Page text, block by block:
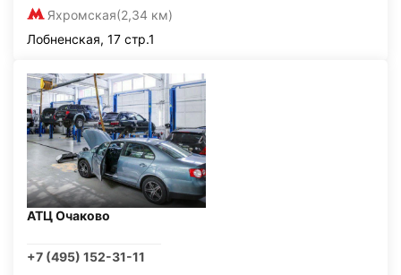
Яхромская(2,34 км)
Лобненская, 17 стр.1
АТЦ Очаково
+7 (495) 152-31-11